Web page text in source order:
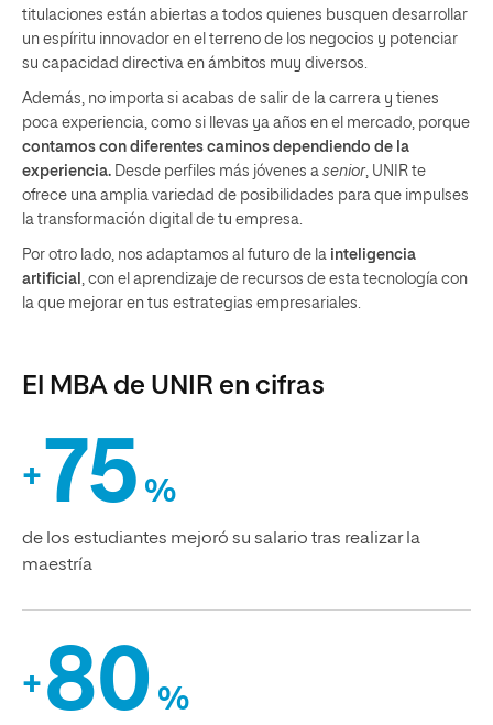
titulaciones están abiertas a todos quienes busquen desarrollar
un espíritu innovador en el terreno de los negocios y potenciar
su capacidad directiva en ámbitos muy diversos.
Además, no importa si acabas de salir de la carrera y tienes
poca experiencia, como si llevas ya años en el mercado, porque
contamos con diferentes caminos dependiendo de la
experiencia. Desde perfiles más jóvenes a senior, UNIR te
ofrece una amplia variedad de posibilidades para que impulses
la transformación digital de tu empresa.
Por otro lado, nos adaptamos al futuro de la inteligencia
artificial , con el aprendizaje de recursos de esta tecnología con
la que mejorar en tus estrategias empresariales.
El MBA de UNIR en cifras
+75 %
de los estudiantes mejoró su salario tras realizar la
maestría
+ 80 %